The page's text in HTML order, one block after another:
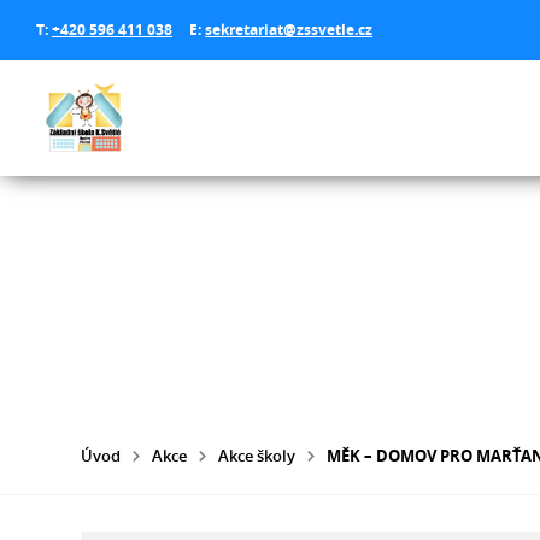
T:+420 596 411 038 E:sekretariat@zssvetle.cz
Úvod Akce Akce školy MĚK – DOMOV PRO